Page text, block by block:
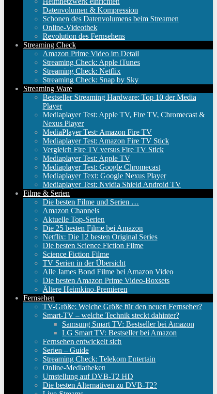
Datenvolumen & Kompression
Schonen des Datenvolumens beim Streamen
Online-Videothek
Revolution des Fernsehens
Streaming Check
Amazon Prime Video im Detail
Streaming Check: Apple iTunes
Streaming Check: Netflix
Streaming Check: Snap by Sky
Streaming Ware
Bestseller Streaming Hardware: Top 10 der Media
Player
Mediaplayer Test: Apple TV, Fire TV, Chromecast &
Nexus Player
MediaPlayer Test: Amazon Fire TV
Mediaplayer Test: Amazon Fire TV Stick
Vergleich Fire TV versus Fire TV Stick
Mediaplayer Test: Apple TV
Mediaplayer Test: Google Chromecast
Mediaplayer Text: Google Nexus Player
Mediaplayer Test: Nvidia Shield Android TV
Filme & Serien
Die besten Filme und Serien …
Amazon Channels
Aktuelle Top-Serien
Die 25 besten Filme bei Amazon
Netflix: Die 12 besten Original Series
Die besten Science Fiction Filme
Science Fiction Filme
TV Serien in der Übersicht
Alle James Bond Filme bei Amazon Video
Die besten Amazon Prime Video-Boxsets
Ältere Heimkino-Premieren
Fernsehen
TV-Größe: Welche Größe für den neuen Fernseher?
Smart-TV – welche Technik steckt dahinter?
Samsung Smart TV: Bestseller bei Amazon
LG Smart TV: Bestseller bei Amazon
Fernsehen entwickelt sich
Serien – Guide
Streaming Check: Telekom Entertain
Online-Mediatheken
Umstellung auf DVB-T2 HD
Die besten Alternativen zu DVB-T2?